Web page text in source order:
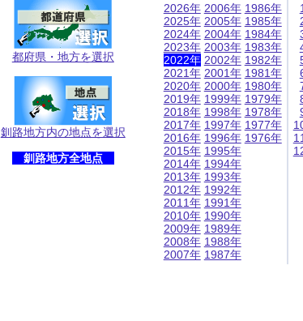
都府県・地方を選択
釧路地方内の地点を選択
釧路地方全地点
2026年
2025年
2024年
2023年
2022年
2021年
2020年
2019年
2018年
2017年
2016年
2015年
2014年
2013年
2012年
2011年
2010年
2009年
2008年
2007年
2006年
2005年
2004年
2003年
2002年
2001年
2000年
1999年
1998年
1997年
1996年
1995年
1994年
1993年
1992年
1991年
1990年
1989年
1988年
1987年
1986年
1985年
1984年
1983年
1982年
1981年
1980年
1979年
1978年
1977年
1976年